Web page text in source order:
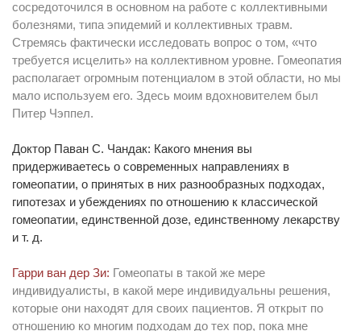
сосредоточился в основном на работе с коллективными
болезнями, типа эпидемий и коллективных травм.
Стремясь фактически исследовать вопрос о том, «что
требуется исцелить» на коллективном уровне. Гомеопатия
располагает огромным потенциалом в этой области, но мы
мало используем его. Здесь моим вдохновителем был
Питер Чэппел.
Доктор Паван С. Чандак: Какого мнения вы
придерживаетесь о современных направлениях в
гомеопатии, о принятых в них разнообразных подходах,
гипотезах и убеждениях по отношению к классической
гомеопатии, единственной дозе, единственному лекарству
и т. д.
Гарри ван дер Зи: Гомеопаты в такой же мере
индивидуалисты, в какой мере индивидуальны решения,
которые они находят для своих пациентов. Я открыт по
отношению ко многим подходам до тех пор, пока мне